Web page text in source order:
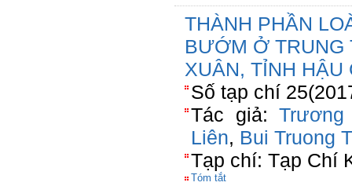
THÀNH PHẦN
BƯỚM Ở TRUNG
XUÂN, TỈNH HẬU
Số tạp chí
Tác giả:
Liên, Bui Truong
Tạp chí: Tạp Chí
Tóm tắt